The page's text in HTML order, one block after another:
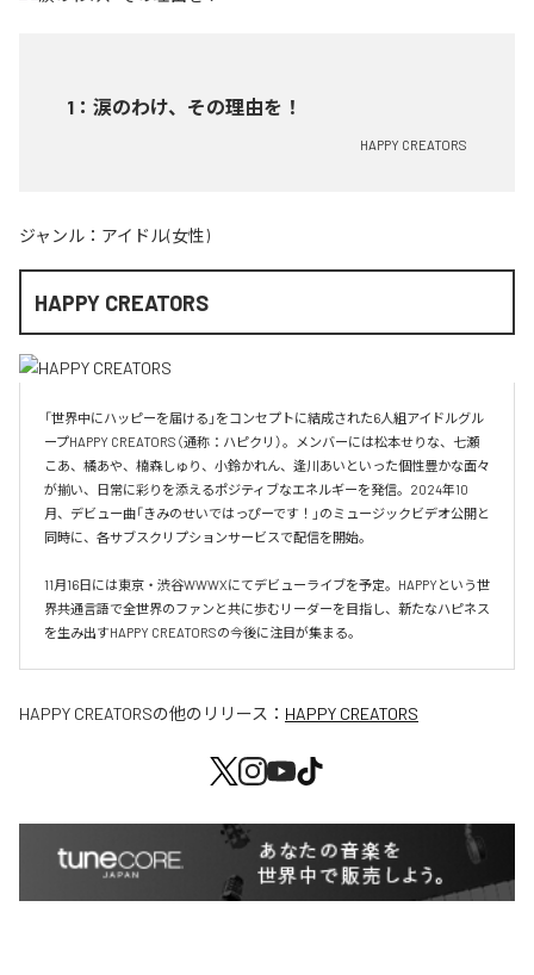
1 ： 涙のわけ、その理由を！
HAPPY CREATORS
ジャンル： アイドル(女性)
HAPPY CREATORS
「世界中にハッピーを届ける」をコンセプトに結成された6人組アイドルグル
ープHAPPY CREATORS（通称：ハピクリ）。メンバーには松本せりな、七瀬
こあ、橘あや、楠森しゅり、小鈴かれん、逢川あいといった個性豊かな面々
が揃い、日常に彩りを添えるポジティブなエネルギーを発信。2024年10
月、デビュー曲「きみのせいではっぴーです！」のミュージックビデオ公開と
同時に、各サブスクリプションサービスで配信を開始。
11月16日には東京・渋谷WWWXにてデビューライブを予定。HAPPYという世
界共通言語で全世界のファンと共に歩むリーダーを目指し、新たなハピネス
を生み出すHAPPY CREATORSの今後に注目が集まる。
HAPPY CREATORSの他のリリース： HAPPY CREATORS